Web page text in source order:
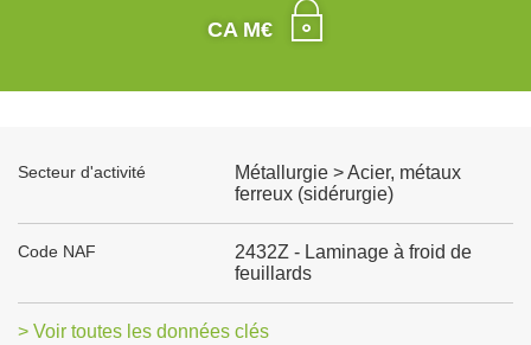
CA M€
Secteur d'activité
Métallurgie > Acier, métaux
ferreux (sidérurgie)
Code NAF
2432Z - Laminage à froid de
feuillards
> Voir toutes les données clés